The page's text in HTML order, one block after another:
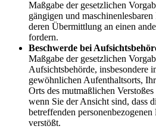
Maßgabe der gesetzlichen
gängigen und
deren Übermittlung an einen
fordern.
Beschwerde bei
Maßgabe der gesetzlichen
Aufsichtsbehörde, insbesondere
gewöhnlichen Aufenthaltsorts,
Orts des mutmaßlichen
wenn Sie der Ansicht sind, dass
betreffenden
verstößt.